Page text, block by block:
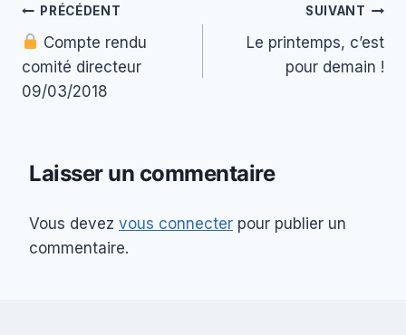
Navigation
de
l’article
PRÉCÉDENT
Compte rendu
comité directeur
09/03/2018
SUIVANT
Le printemps, c’est
pour demain !
Laisser un commentaire
Vous devez vous connecter pour publier un
commentaire.